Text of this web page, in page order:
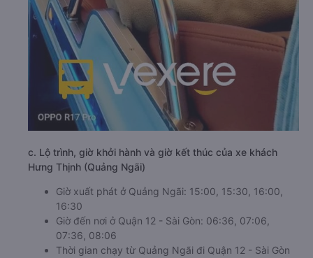
c. Lộ trình, giờ khởi hành và giờ kết thúc của xe khách
Hưng Thịnh (Quảng Ngãi)
Giờ xuất phát ở Quảng Ngãi: 15:00, 15:30, 16:00,
16:30
Giờ đến nơi ở Quận 12 - Sài Gòn: 06:36, 07:06,
07:36, 08:06
Thời gian chạy từ Quảng Ngãi đi Quận 12 - Sài Gòn